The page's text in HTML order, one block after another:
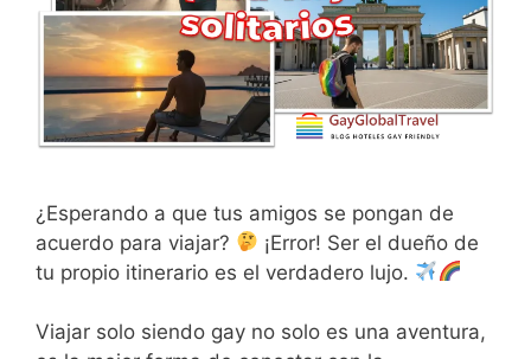
¿Esperando a que tus amigos se pongan de
acuerdo para viajar?
¡Error! Ser el dueño de
tu propio itinerario es el verdadero lujo.
Viajar solo siendo gay no solo es una aventura,